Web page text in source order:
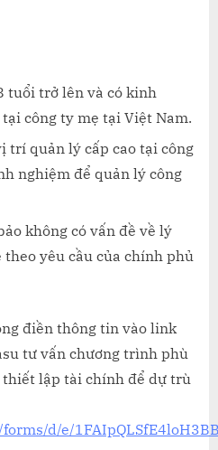
tuổi trở lên và có kinh
công ty mẹ tại Việt Nam.
trí quản lý cấp cao tại công
nghiệm để quản lý công
không có vấn đề về lý
yêu cầu của chính phủ
điền thông tin vào link
tư vấn chương trình phù
lập tài chính để dự trù
d/e/